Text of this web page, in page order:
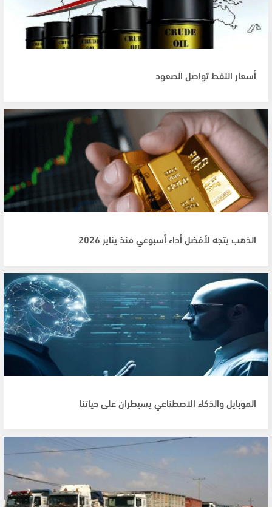
أسعار النفط تواصل الصعود
الذهب يتجه لأفضل أداء أسبوعي منذ يناير 2026
الموبايل والذكاء الاصطناعي يسيطران على حياتنا